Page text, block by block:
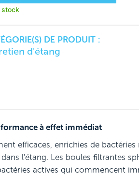
stock
DE PRODUIT :
d'étang
à effet immédiat
efficaces, enrichies de bactéries
l'étang. Les boules filtrantes
actives qui commencent